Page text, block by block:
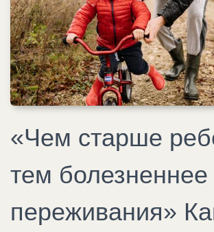
«Чем старше
тем болезненнее
переживания»